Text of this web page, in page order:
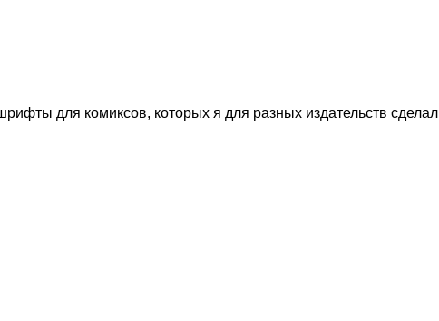
для комиксов, которых я для разных издательств сделал